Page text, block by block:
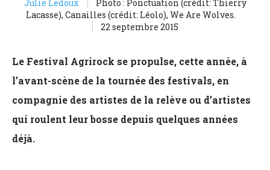
Julie Ledoux
Photo : Ponctuation (crédit: Thierry
Lacasse), Canailles (crédit: Léolo), We Are Wolves.
22 septembre 2015
Le Festival Agrirock se propulse, cette année, à
l’avant-scène de la tournée des festivals, en
compagnie des artistes de la relève ou d’artistes
qui roulent leur bosse depuis quelques années
déjà.